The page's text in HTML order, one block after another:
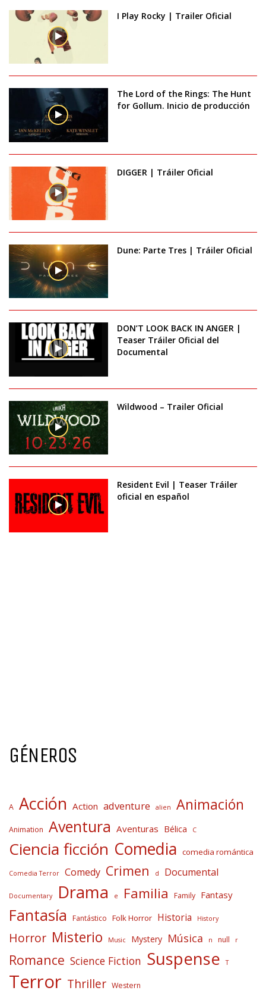
I Play Rocky | Trailer Oficial
The Lord of the Rings: The Hunt
for Gollum. Inicio de producción
DIGGER | Tráiler Oficial
Dune: Parte Tres | Tráiler Oficial
DON’T LOOK BACK IN ANGER |
Teaser Tráiler Oficial del
Documental
Wildwood – Trailer Oficial
Resident Evil | Teaser Tráiler
oficial en español
GÉNEROS
A Acción Action adventure alien Animación
Animation Aventura Aventuras Bélica C
Ciencia ficción Comedia comedia romántica
Comedia Terror Comedy Crimen d Documental
Documentary Drama e Familia Family Fantasy
Fantasía Fantástico Folk Horror Historia History
Horror Misterio Music Mystery Música n null r
Romance Science Fiction Suspense T
Terror Thriller Western